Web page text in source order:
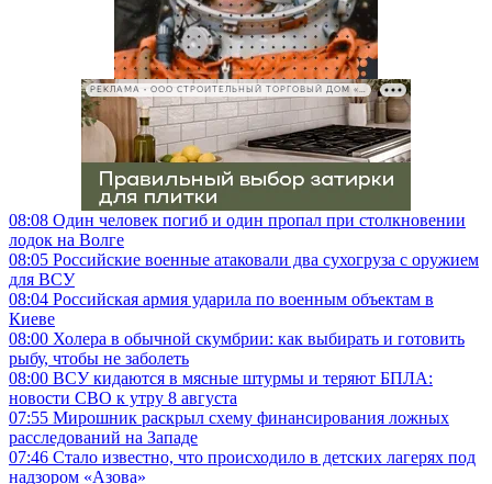
РЕКЛАМА • ООО СТРОИТЕЛЬНЫЙ ТОРГОВЫЙ ДОМ «ПЕТРОВИЧ», ИНН 7802348846
08:08 Один человек погиб и один пропал при столкновении
лодок на Волге
08:05 Российские военные атаковали два сухогруза с оружием
для ВСУ
08:04 Российская армия ударила по военным объектам в
Киеве
08:00 Холера в обычной скумбрии: как выбирать и готовить
рыбу, чтобы не заболеть
08:00 ВСУ кидаются в мясные штурмы и теряют БПЛА:
новости СВО к утру 8 августа
07:55 Мирошник раскрыл схему финансирования ложных
расследований на Западе
07:46 Стало известно, что происходило в детских лагерях под
надзором «Азова»